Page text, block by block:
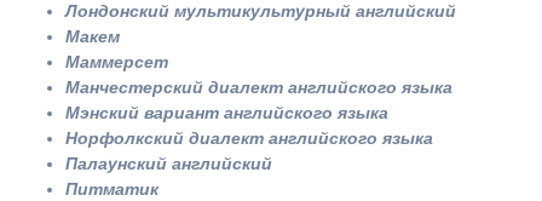
Лондонский мультикультурный английский
Макем
Маммерсет
Манчестерский диалект английского языка
Мэнский вариант английского языка
Норфолкский диалект английского языка
Палаунский английский
Питматик